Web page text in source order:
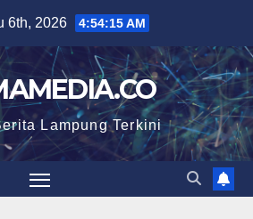
6th, 2026 4:54:16 AM
Lampung Terkini